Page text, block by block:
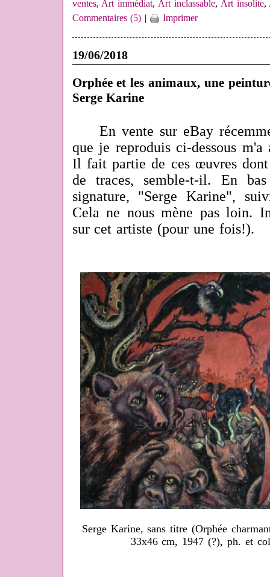
ventes,Art immédiat,Art inclassable, Art insolite,
Commentaires (5) | Imprimer
19/06/2018
Orphée et les animaux, une
Serge Karine
En vente sur eBay
que je reproduis ci-dessous
Il fait partie de ces œuvres
de traces, semble-t-il. En
signature, "Serge Karine",
Cela ne nous mène pas loin.
sur cet artiste (pour une fois!).
Serge Karine, sans titre (Orphée
33x46 cm, 1947 (?), ph. et